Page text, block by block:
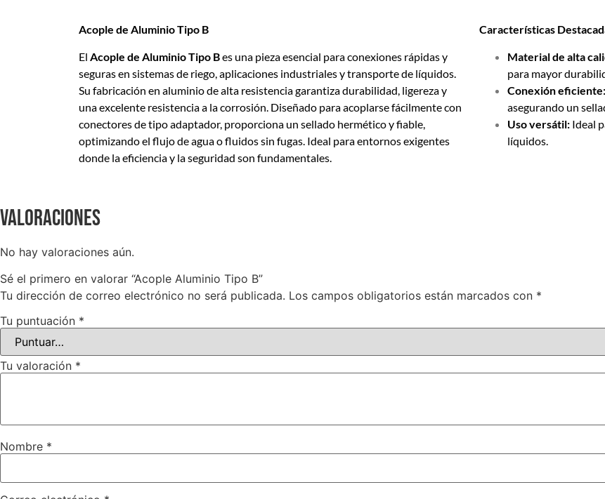
Acople de Aluminio Tipo B
El Acople de Aluminio Tipo Bes una pieza esencial para conexiones rápidas y
seguras en sistemas de riego, aplicaciones industriales y transporte de líquidos.
Su fabricación en aluminio de alta resistencia garantiza durabilidad, ligereza y
una excelente resistencia a la corrosión. Diseñado para acoplarse fácilmente con
conectores de tipo adaptador, proporciona un sellado hermético y fiable,
optimizando el flujo de agua o fluidos sin fugas. Ideal para entornos exigentes
donde la eficiencia y la seguridad son fundamentales.
Características
Material de alta
para mayor
Conexión eficiente:
asegurando un
Uso versátil: Ideal
líquidos.
Valoraciones
No hay valoraciones aún.
Sé el primero en valorar “Acople Aluminio Tipo B”
Tu dirección de correo electrónico no será publicada. Los campos obligatorios están marcados con *
Tu puntuación *
Tu valoración *
Nombre *